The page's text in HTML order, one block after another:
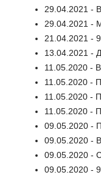
29.04.2021 -
29.04.2021 -
21.04.2021 -
13.04.2021 -
11.05.2020 -
11.05.2020 -
11.05.2020 -
11.05.2020 -
09.05.2020 -
09.05.2020 -
09.05.2020 -
09.05.2020 -